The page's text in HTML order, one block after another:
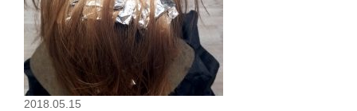
2018.05.15